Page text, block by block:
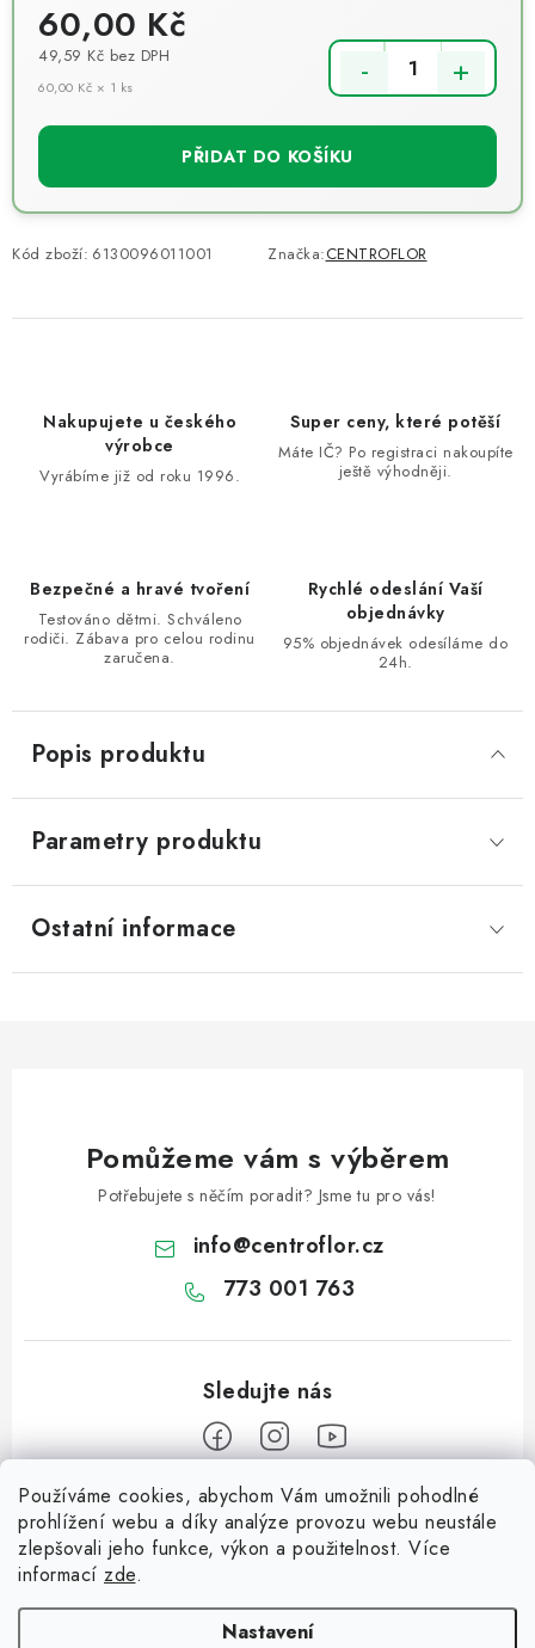
Používáme cookies, abychom Vám umožnili pohodlné
prohlížení webu a díky analýze provozu webu neustále
zlepšovali jeho funkce, výkon a použitelnost. Více
informací zde.
Nastavení
60,00 Kč
49,59 Kč bez DPH
60,00 Kč × 1 ks
PŘIDAT DO KOŠÍKU
Kód zboží: 6130096011001 Značka:CENTROFLOR
Nakupujete u českého
výrobce
Vyrábíme již od roku 1996.
Super ceny, které potěší
Máte IČ? Po registraci nakoupíte
ještě výhodněji.
Bezpečné a hravé tvoření
Testováno dětmi. Schváleno
rodiči. Zábava pro celou rodinu
zaručena.
Rychlé odeslání Vaší
objednávky
95% objednávek odesíláme do
24h.
Popis produktu
Parametry produktu
Ostatní informace
Pomůžeme vám s výběrem
Potřebujete s něčím poradit? Jsme tu pro vás!
info@centroflor.cz
773 001 763
Informace pro vás
Dopravné
Tipy na tvoření